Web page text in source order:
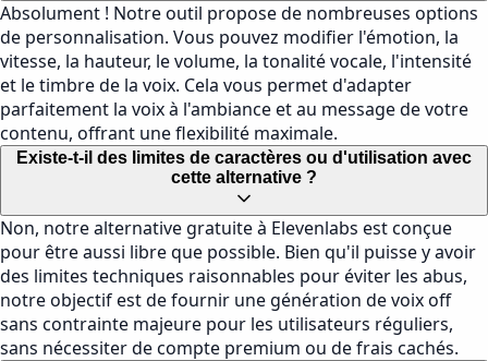
Absolument ! Notre outil propose de nombreuses options
de personnalisation. Vous pouvez modifier l'émotion, la
vitesse, la hauteur, le volume, la tonalité vocale, l'intensité
et le timbre de la voix. Cela vous permet d'adapter
parfaitement la voix à l'ambiance et au message de votre
contenu, offrant une flexibilité maximale.
Existe-t-il des limites de caractères ou d'utilisation avec
cette alternative ?
Non, notre alternative gratuite à Elevenlabs est conçue
pour être aussi libre que possible. Bien qu'il puisse y avoir
des limites techniques raisonnables pour éviter les abus,
notre objectif est de fournir une génération de voix off
sans contrainte majeure pour les utilisateurs réguliers,
sans nécessiter de compte premium ou de frais cachés.